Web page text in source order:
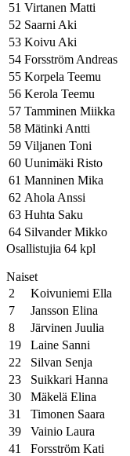
51 Virtanen Matti
52 Saarni Aki
53 Koivu Aki
54 Forsström Andreas
55 Korpela Teemu
56 Kerola Teemu
57 Tamminen Miikka
58 Mätinki Antti
59 Viljanen Toni
60 Uunimäki Risto
61 Manninen Mika
62 Ahola Anssi
63 Huhta Saku
64 Silvander Mikko
Osallistujia 64 kpl
Naiset
2
Koivuniemi Ella
7
Jansson Elina
8
Järvinen Juulia
19
Laine Sanni
22
Silvan Senja
23
Suikkari Hanna
30
Mäkelä Elina
31
Timonen Saara
39
Vainio Laura
41
Forsström Kati